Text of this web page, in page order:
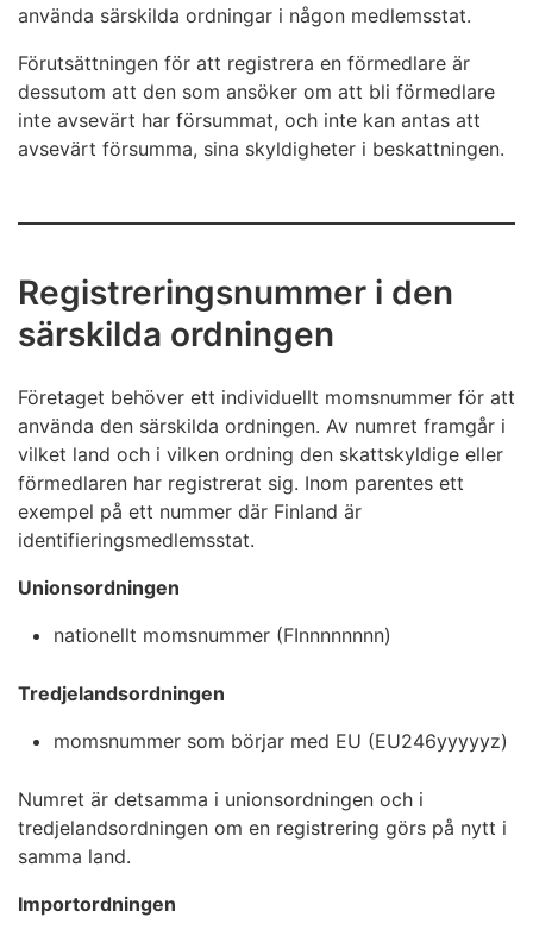
använda särskilda ordningar i någon medlemsstat.
Förutsättningen för att registrera en förmedlare är
dessutom att den som ansöker om att bli förmedlare
inte avsevärt har försummat, och inte kan antas att
avsevärt försumma, sina skyldigheter i beskattningen.
Registreringsnummer i den
särskilda ordningen
Företaget behöver ett individuellt momsnummer för att
använda den särskilda ordningen. Av numret framgår i
vilket land och i vilken ordning den skattskyldige eller
förmedlaren har registrerat sig. Inom parentes ett
exempel på ett nummer där Finland är
identifieringsmedlemsstat.
Unionsordningen
nationellt momsnummer (FInnnnnnnn)
Tredjelandsordningen
momsnummer som börjar med EU (EU246yyyyyz)
Numret är detsamma i unionsordningen och i
tredjelandsordningen om en registrering görs på nytt i
samma land.
Importordningen